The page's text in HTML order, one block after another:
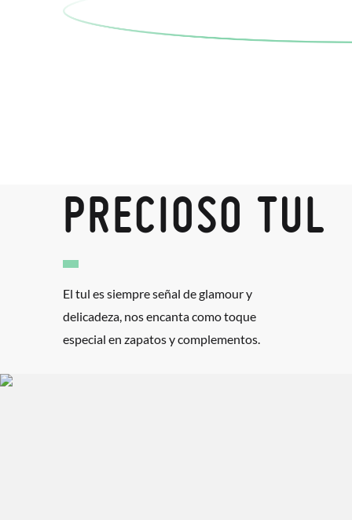
PRECIOSO TUL
El tul es siempre señal de glamour y
delicadeza, nos encanta como toque
especial en zapatos y complementos.